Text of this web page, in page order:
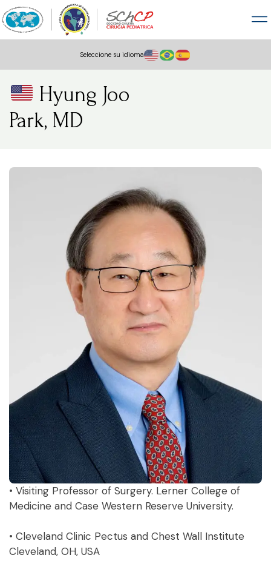
Seleccione su idioma
Hyung Joo
Park, MD
• Visiting Professor of Surgery. Lerner College of
Medicine and Case Western Reserve University.
• Cleveland Clinic Pectus and Chest Wall Institute
Cleveland, OH, USA